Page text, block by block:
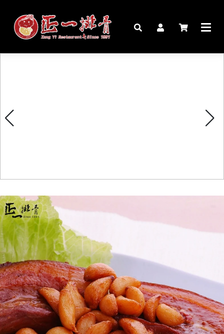
更多商品
購物說明
媒體報導
門市資訊